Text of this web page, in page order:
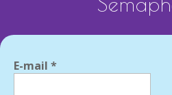
E-mail *